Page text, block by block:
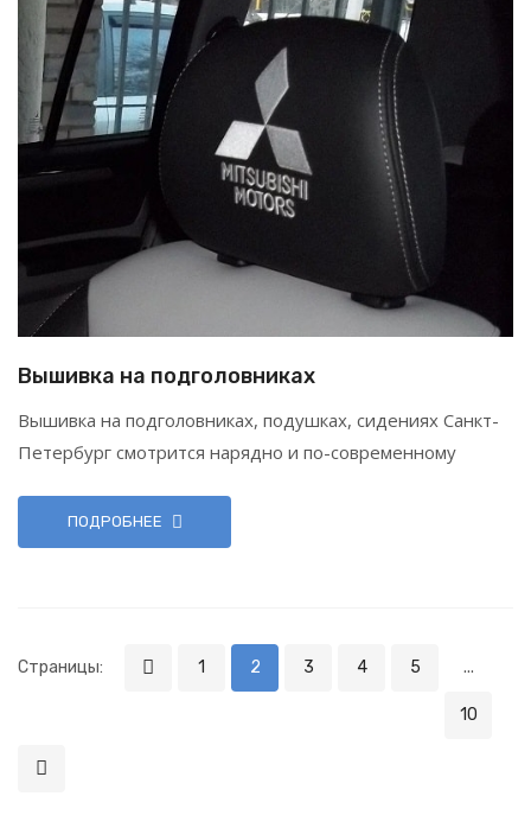
Вышивка на подголовниках
Вышивка на подголовниках, подушках, сидениях Санкт-
Петербург смотрится нарядно и по-современному
ПОДРОБНЕЕ
Страницы: 1 2 3 4 5 ...
10